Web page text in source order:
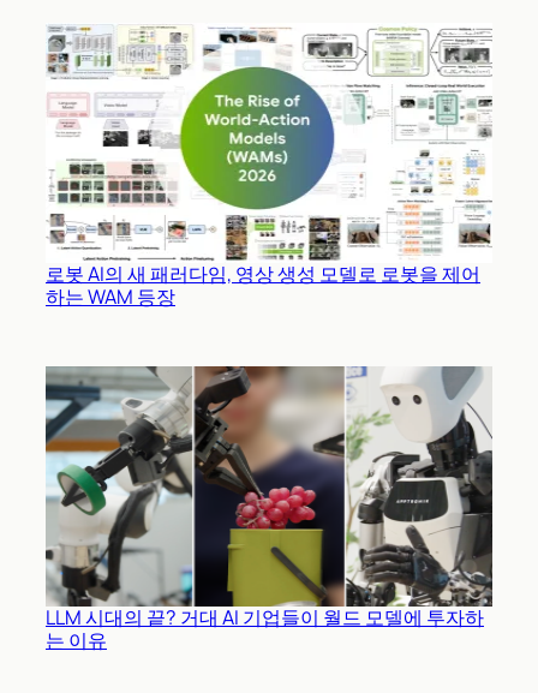
로봇 AI의 새 패러다임, 영상 생성 모델로 로봇을 제어
하는 WAM 등장
LLM 시대의 끝? 거대 AI 기업들이 월드 모델에 투자하
는 이유